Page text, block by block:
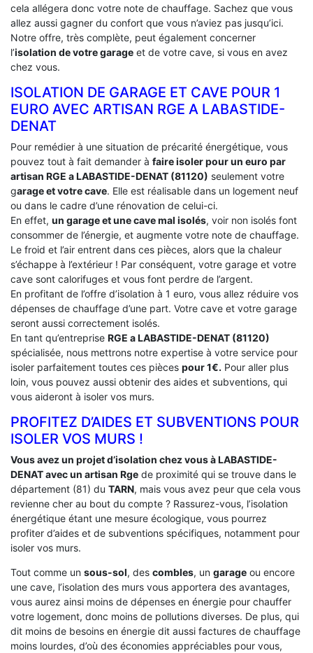
cela allégera donc votre note de chauffage. Sachez que vous
allez aussi gagner du confort que vous n’aviez pas jusqu’ici.
Notre offre, très complète, peut également concerner
l’isolation de votre garage et de votre cave, si vous en avez
chez vous.
ISOLATION DE GARAGE ET CAVE POUR 1
EURO AVEC ARTISAN RGE A LABASTIDE-
DENAT
Pour remédier à une situation de précarité énergétique, vous
pouvez tout à fait demander à faire isoler pour un euro par
artisan RGE a LABASTIDE-DENAT (81120) seulement votre
garage et votre cave. Elle est réalisable dans un logement neuf
ou dans le cadre d’une rénovation de celui-ci.
En effet, un garage et une cave mal isolés, voir non isolés font
consommer de l’énergie, et augmente votre note de chauffage.
Le froid et l’air entrent dans ces pièces, alors que la chaleur
s’échappe à l’extérieur ! Par conséquent, votre garage et votre
cave sont calorifuges et vous font perdre de l’argent.
En profitant de l’offre d’isolation à 1 euro, vous allez réduire vos
dépenses de chauffage d’une part. Votre cave et votre garage
seront aussi correctement isolés.
En tant qu’entreprise RGE a LABASTIDE-DENAT (81120)
spécialisée, nous mettrons notre expertise à votre service pour
isoler parfaitement toutes ces pièces pour 1€. Pour aller plus
loin, vous pouvez aussi obtenir des aides et subventions, qui
vous aideront à isoler vos murs.
PROFITEZ D’AIDES ET SUBVENTIONS POUR
ISOLER VOS MURS !
Vous avez un projet d’isolation chez vous à LABASTIDE-
DENAT avec un artisan Rge de proximité qui se trouve dans le
département (81) du TARN, mais vous avez peur que cela vous
revienne cher au bout du compte ? Rassurez-vous, l’isolation
énergétique étant une mesure écologique, vous pourrez
profiter d’aides et de subventions spécifiques, notamment pour
isoler vos murs.
Tout comme un sous-sol, des combles, un garage ou encore
une cave, l’isolation des murs vous apportera des avantages,
vous aurez ainsi moins de dépenses en énergie pour chauffer
votre logement, donc moins de pollutions diverses. De plus, qui
dit moins de besoins en énergie dit aussi factures de chauffage
moins lourdes, d’où des économies appréciables pour vous,